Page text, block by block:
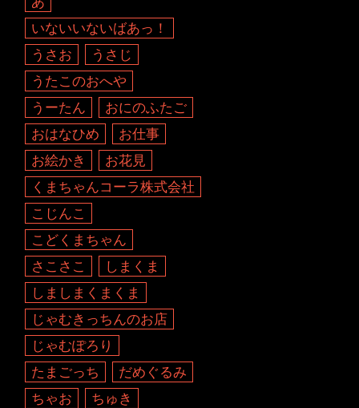
いないいないばあっ！
うさお
うさじ
うたこのおへや
うーたん
おにのふたご
おはなひめ
お仕事
お絵かき
お花見
くまちゃんコーラ株式会社
こじんこ
こどくまちゃん
さこさこ
しまくま
しましまくまくま
じゃむきっちんのお店
じゃむぽろり
たまごっち
だめぐるみ
ちゃお
ちゅき